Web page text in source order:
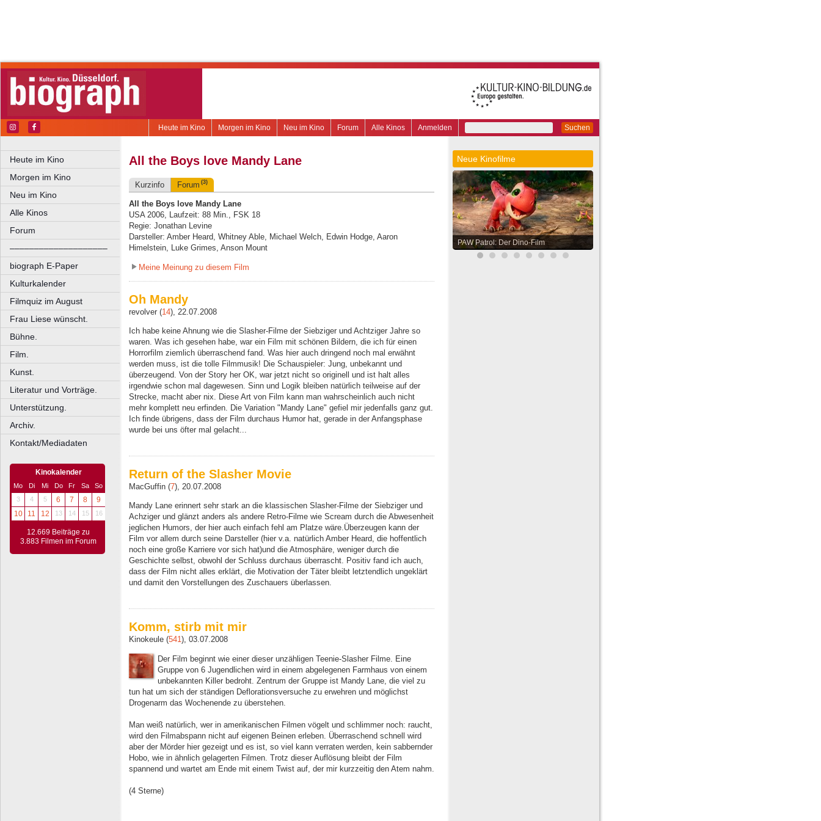
Suchen
Anmelden
Alle Kinos
Forum
Neu im Kino
Morgen im Kino
Heute im Kino
Heute im Kino
Morgen im Kino
Neu im Kino
Alle Kinos
Forum
––––––––––––––––––––
biograph E-Paper
Kulturkalender
Filmquiz im August
Frau Liese wünscht.
Bühne.
Film.
Kunst.
Literatur und Vorträge.
Unterstützung.
Archiv.
Kontakt/Mediadaten
Kinokalender
Mo Di Mi Do Fr Sa
So
3
4 5 6 7 8
9
10
11 12 13 14 15 16
12.669 Beiträge zu
3.883 Filmen im Forum
All the Boys love Mandy Lane
Kurzinfo Forum (3)
All the Boys love Mandy Lane
USA 2006, Laufzeit: 88 Min., FSK 18
Regie: Jonathan Levine
Darsteller: Amber Heard, Whitney Able, Michael Welch, Edwin Hodge, Aaron
Himelstein, Luke Grimes, Anson Mount
Meine Meinung zu diesem Film
Oh Mandy
revolver (14), 22.07.2008
Ich habe keine Ahnung wie die Slasher-Filme der Siebziger und Achtziger Jahre so
waren. Was ich gesehen habe, war ein Film mit schönen Bildern, die ich für einen
Horrorfilm ziemlich überraschend fand. Was hier auch dringend noch mal erwähnt
werden muss, ist die tolle Filmmusik! Die Schauspieler: Jung, unbekannt und
überzeugend. Von der Story her OK, war jetzt nicht so originell und ist halt alles
irgendwie schon mal dagewesen. Sinn und Logik bleiben natürlich teilweise auf der
Strecke, macht aber nix. Diese Art von Film kann man wahrscheinlich auch nicht
mehr komplett neu erfinden. Die Variation "Mandy Lane" gefiel mir jedenfalls ganz gut.
Ich finde übrigens, dass der Film durchaus Humor hat, gerade in der Anfangsphase
wurde bei uns öfter mal gelacht...
Return of the Slasher Movie
MacGuffin (7), 20.07.2008
Mandy Lane erinnert sehr stark an die klassischen Slasher-Filme der Siebziger und
Achziger und glänzt anders als andere Retro-Filme wie Scream durch die Abwesenheit
jeglichen Humors, der hier auch einfach fehl am Platze wäre.Überzeugen kann der
Film vor allem durch seine Darsteller (hier v.a. natürlich Amber Heard, die hoffentlich
noch eine große Karriere vor sich hat)und die Atmosphäre, weniger durch die
Geschichte selbst, obwohl der Schluss durchaus überrascht. Positiv fand ich auch,
dass der Film nicht alles erklärt, die Motivation der Täter bleibt letztendlich ungeklärt
und damit den Vorstellungen des Zuschauers überlassen.
Komm, stirb mit mir
Kinokeule (541), 03.07.2008
Der Film beginnt wie einer dieser unzähligen Teenie-Slasher Filme. Eine
Gruppe von 6 Jugendlichen wird in einem abgelegenen Farmhaus von einem
unbekannten Killer bedroht. Zentrum der Gruppe ist Mandy Lane, die viel zu
tun hat um sich der ständigen Deflorationsversuche zu erwehren und möglichst
Drogenarm das Wochenende zu überstehen.
Man weiß natürlich, wer in amerikanischen Filmen vögelt und schlimmer noch: raucht,
wird den Filmabspann nicht auf eigenen Beinen erleben. Überraschend schnell wird
aber der Mörder hier gezeigt und es ist, so viel kann verraten werden, kein sabbernder
Hobo, wie in ähnlich gelagerten Filmen. Trotz dieser Auflösung bleibt der Film
spannend und wartet am Ende mit einem Twist auf, der mir kurzzeitig den Atem nahm.
(4 Sterne)
Neue Kinofilme
PAW Patrol: Der Dino-Film